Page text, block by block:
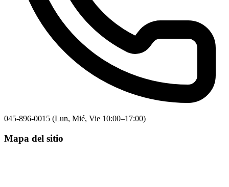
045-896-0015 (Lun, Mié, Vie 10:00–17:00)
Mapa del sitio